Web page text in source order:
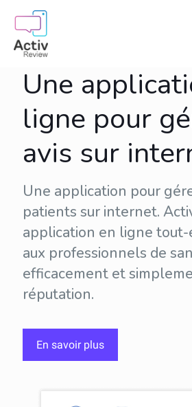
Une
ligne pour
avis sur
Une application pour
patients sur internet.
application en ligne
aux professionnels de
efficacement et
réputation.
En savoir plus